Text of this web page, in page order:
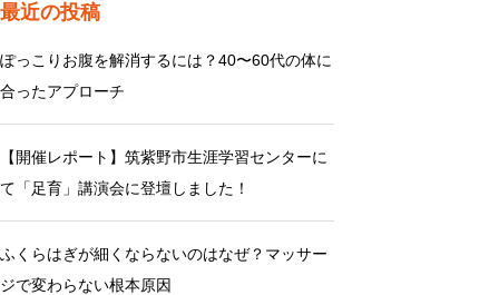
最近の投稿
ぽっこりお腹を解消するには？40〜60代の体に
合ったアプローチ
【開催レポート】筑紫野市生涯学習センターに
て「足育」講演会に登壇しました！
ふくらはぎが細くならないのはなぜ？マッサー
ジで変わらない根本原因